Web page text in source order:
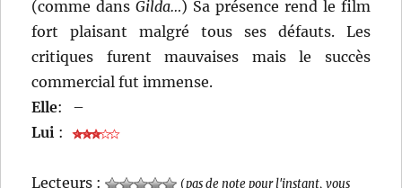
(comme dansGilda…) Sa présence rend le film
fort plaisant malgré tous ses défauts. Les
critiques furent mauvaises mais le succès
commercial fut immense.
Elle:
–
Lui :
Lecteurs : (pas de note pour l'instant, vous